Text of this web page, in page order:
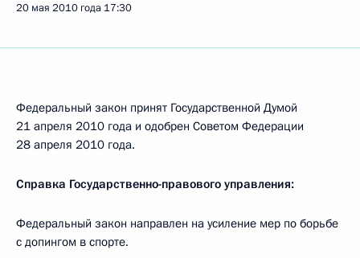
20 мая 2010 года 17:30
Федеральный закон принят Государственной Думой
21 апреля 2010 года и одобрен Советом Федерации
28 апреля 2010 года.
Справка Государственно-правового управления:
Федеральный закон направлен на усиление мер по борьбе
с допингом в спорте.